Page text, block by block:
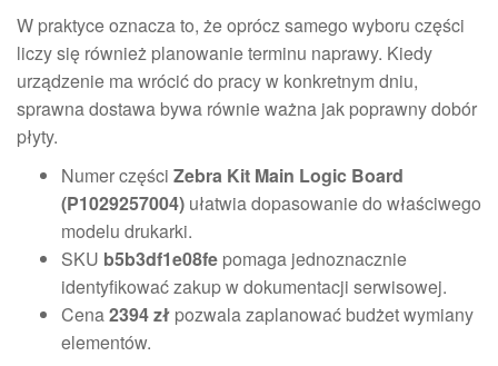
W praktyce oznacza to, że oprócz samego wyboru części
liczy się również planowanie terminu naprawy. Kiedy
urządzenie ma wrócić do pracy w konkretnym dniu,
sprawna dostawa bywa równie ważna jak poprawny dobór
płyty.
Numer części Zebra Kit Main Logic Board
(P1029257004) ułatwia dopasowanie do właściwego
modelu drukarki.
SKU b5b3df1e08fe pomaga jednoznacznie
identyfikować zakup w dokumentacji serwisowej.
Cena2394 zł pozwala zaplanować budżet wymiany
elementów.